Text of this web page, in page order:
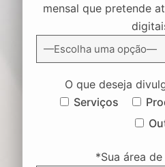
mensal que pretende
O que deseja
Serviços
*Sua área